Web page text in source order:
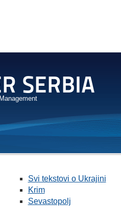
Svi tekstovi o Ukrajini
Krim
Sevastopolj